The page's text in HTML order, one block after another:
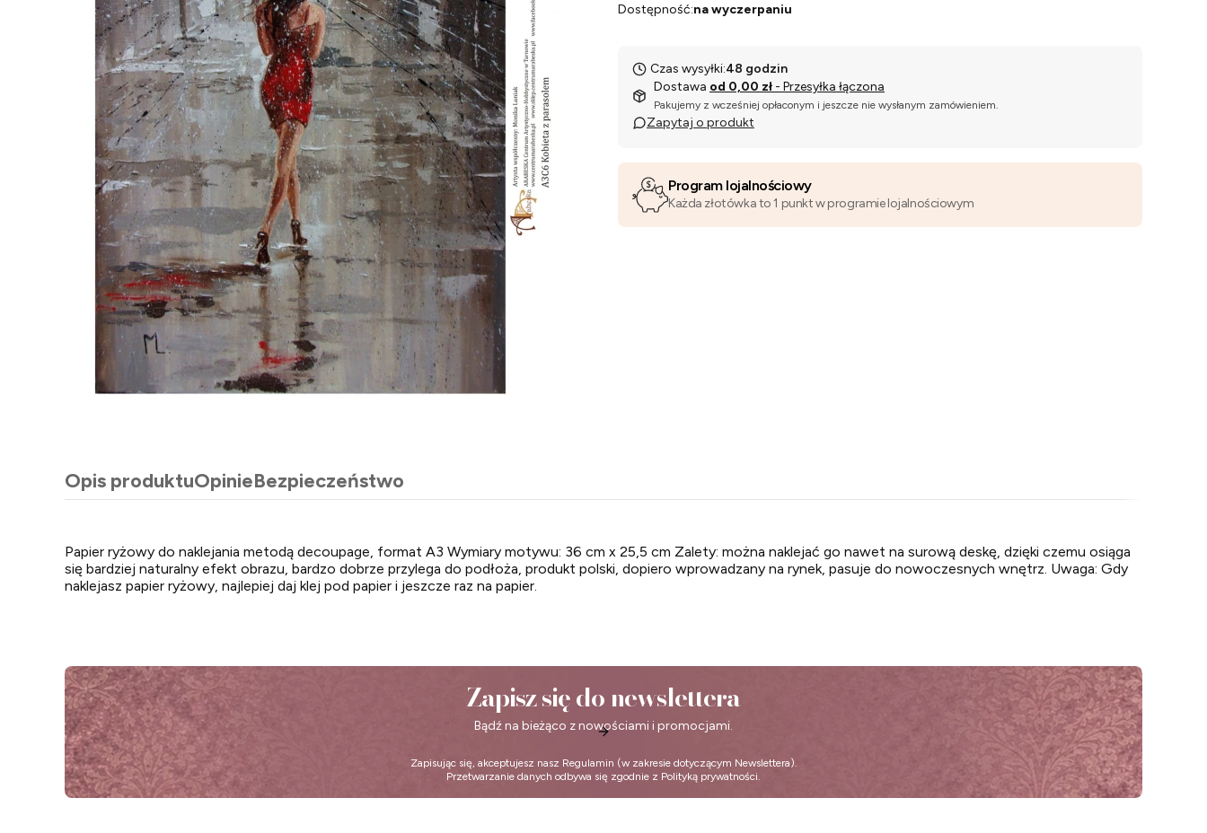
Dostępność:na wyczerpaniu
Czas wysyłki:48 godzin
Dostawa od 0,00 zł - Przesyłka łączona
Pakujemy z wcześniej opłaconym i jeszcze nie wysłanym zamówieniem.
Zapytaj o produkt
Program lojalnościowy
Każda złotówka to 1 punkt w programie lojalnościowym
Opis produktuOpinieBezpieczeństwo
Papier ryżowy do naklejania metodą decoupage, format A3 Wymiary motywu: 36 cm x 25,5 cm Zalety: można naklejać go nawet na surową deskę, dzięki czemu osiąga
się bardziej naturalny efekt obrazu, bardzo dobrze przylega do podłoża, produkt polski, dopiero wprowadzany na rynek, pasuje do nowoczesnych wnętrz. Uwaga: Gdy
naklejasz papier ryżowy, najlepiej daj klej pod papier i jeszcze raz na papier.
Zapisz się do newslettera
Bądź na bieżąco z nowościami i promocjami.
Zapisując się, akceptujesz nasz Regulamin (w zakresie dotyczącym Newslettera).
Przetwarzanie danych odbywa się zgodnie z Polityką prywatności.